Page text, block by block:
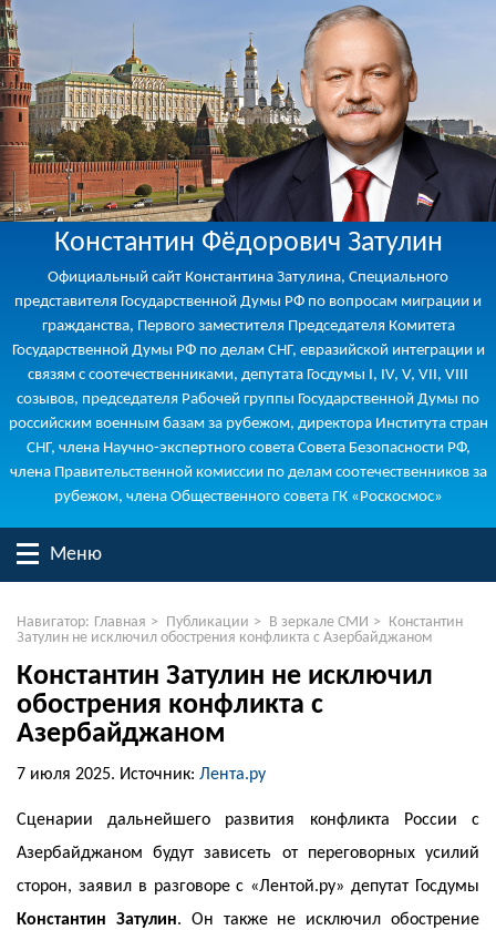
Константин Фёдорович Затулин
Официальный сайт Константина Затулина, Специального
представителя Государственной Думы РФ по вопросам миграции и
гражданства, Первого заместителя Председателя Комитета
Государственной Думы РФ по делам СНГ, евразийской интеграции и
связям с соотечественниками, депутата Госдумы I, IV, V, VII, VIII
созывов, председателя Рабочей группы Государственной Думы по
российским военным базам за рубежом, директора Института стран
СНГ, члена Научно-экспертного совета Совета Безопасности РФ,
члена Правительственной комиссии по делам соотечественников за
рубежом, члена Общественного совета ГК «Роскосмос»
Меню
Навигатор: Главная > Публикации > В зеркале СМИ > Константин
Затулин не исключил обострения конфликта с Азербайджаном
Константин Затулин не исключил
обострения конфликта с
Азербайджаном
7 июля 2025. Источник: Лента.ру
Сценарии дальнейшего развития конфликта России с
Азербайджаном будут зависеть от переговорных усилий
сторон, заявил в разговоре с «Лентой.ру» депутат Госдумы
Константин Затулин. Он также не исключил обострение